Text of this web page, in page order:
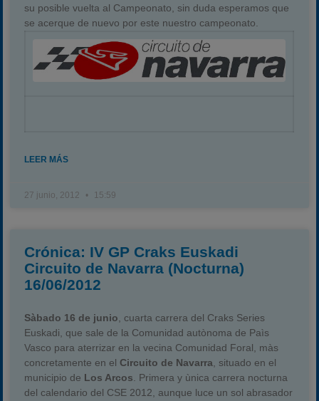
su posible vuelta al Campeonato, sin duda esperamos que
se acerque de nuevo por este nuestro campeonato.
LEER MÁS
27 junio, 2012 15:59
Crónica: IV GP Craks Euskadi
Circuito de Navarra (Nocturna)
16/06/2012
Sàbado 16 de junio, cuarta carrera del Craks Series
Euskadi, que sale de la Comunidad autònoma de Paìs
Vasco para aterrizar en la vecina Comunidad Foral, màs
concretamente en elCircuito de Navarra, situado en el
municipio de Los Arcos. Primera y ùnica carrera nocturna
del calendario del CSE 2012, aunque luce un sol abrasador